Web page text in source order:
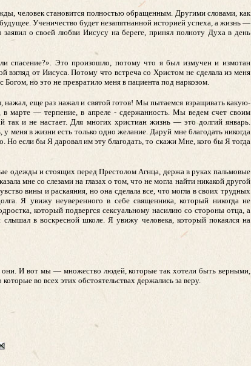
человек становится полностью обращенным. Другими словами, как
Ученичество будет незапятнанной историей успеха, а жизнь —
о своей любви Иисусу на береге, принял полноту Духа в день
спасение?». Это произошло, потому что я был измучен и измотан
взгляд от Иисуса. Потому что встреча со Христом не сделала из меня
но это не превратило меня в пациента под наркозом.
еще раз нажал и святой готов! Мы пытаемся взращивать какую-
марте — терпение, в апреле - сдержанность. Мы ведем счет своим
и не настает. Для многих христиан жизнь — это долгий январь.
меня в жизни есть только одно желание. Даруй мне благодать никогда
Но если бы Я даровал им эту благодать, то скажи Мне, кого бы Я тогда
одежды и стоящих перед Престолом Агнца, держа в руках пальмовые
мне со слезами на глазах о том, что не могла найти никакой другой
вины и раскаяния, но она сделала все, что могла в своих трудных
Я увижу неуверенного в себе священника, который никогда не
который подвергся сексуальному насилию со стороны отца, а
в воскресной школе. Я увижу человека, который покаялся на
И вот мы — множество людей, которые так хотели быть верными,
во всех этих обстоятельствах держались за веру.